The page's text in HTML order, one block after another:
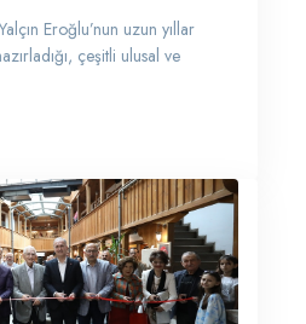
Eroğlu’nun uzun yıllar
çeşitli ulusal ve